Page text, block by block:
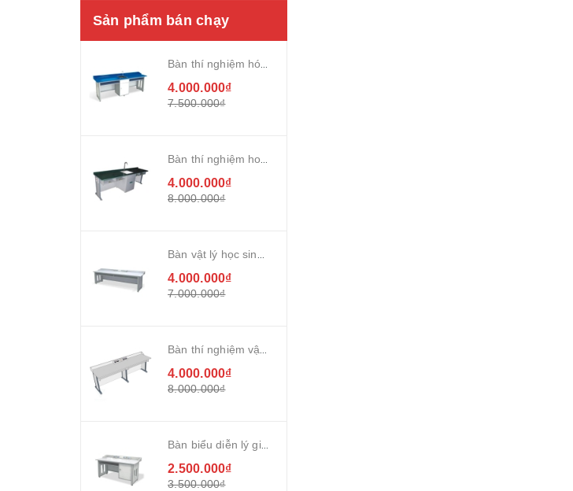
Sản phẩm bán chạy
4.000.000₫
7.500.000₫
4.000.000₫
8.000.000₫
4.000.000₫
7.000.000₫
4.000.000₫
8.000.000₫
2.500.000₫
3.500.000₫